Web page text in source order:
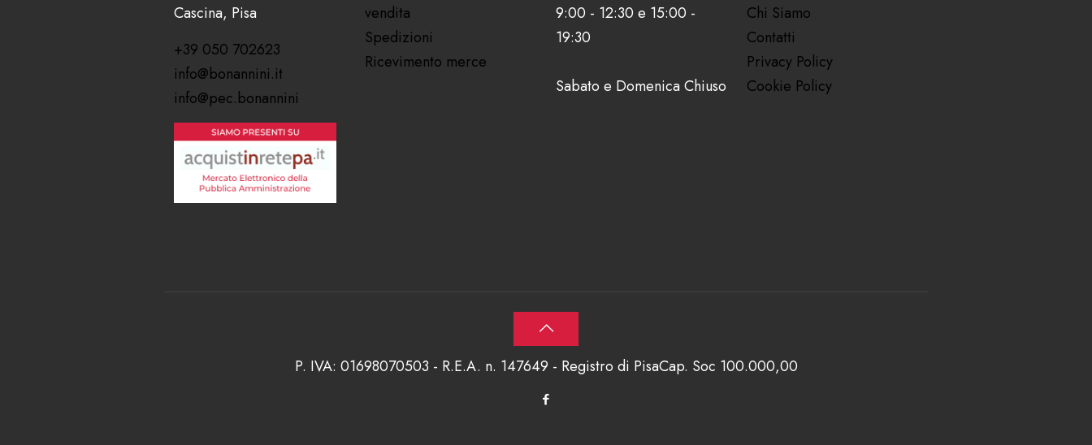
Cascina, Pisa
+39 050 702623
info@bonannini.it
info@pec.bonannini
vendita
Spedizioni
Ricevimento merce
9:00 - 12:30 e 15:00 -
19:30
Sabato e Domenica Chiuso
Chi Siamo
Contatti
Privacy Policy
Cookie Policy
P. IVA: 01698070503 - R.E.A. n. 147649 - Registro di PisaCap. Soc 100.000,00